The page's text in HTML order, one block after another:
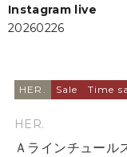
Instagram live
20260226
HER. Sale Time
HER.
Ａラインチュール